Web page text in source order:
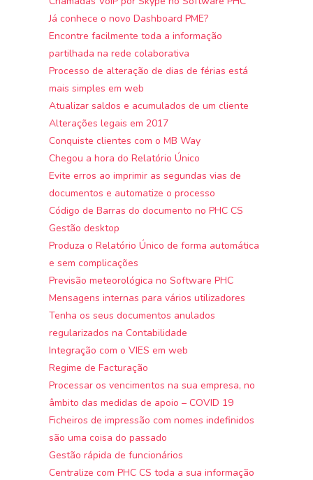
Já conhece o novo Dashboard PME?
Encontre facilmente toda a informação
partilhada na rede colaborativa
Processo de alteração de dias de férias está
mais simples em web
Atualizar saldos e acumulados de um cliente
Alterações legais em 2017
Conquiste clientes com o MB Way
Chegou a hora do Relatório Único
Evite erros ao imprimir as segundas vias de
documentos e automatize o processo
Código de Barras do documento no PHC CS
Gestão desktop
Produza o Relatório Único de forma automática
e sem complicações
Previsão meteorológica no Software PHC
Mensagens internas para vários utilizadores
Tenha os seus documentos anulados
regularizados na Contabilidade
Integração com o VIES em web
Regime de Facturação
Processar os vencimentos na sua empresa, no
âmbito das medidas de apoio – COVID 19
Ficheiros de impressão com nomes indefinidos
são uma coisa do passado
Gestão rápida de funcionários
Centralize com PHC CS toda a sua informação